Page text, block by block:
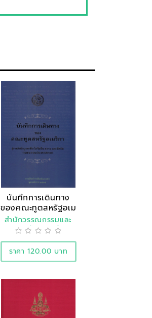
บันทึกการเดินทาง
ของคณะทูตสหรัฐอเม
ริ..
สำนักวรรณกรรมและ
ประวัติศาสตร์
ราคา 120.00 บาท